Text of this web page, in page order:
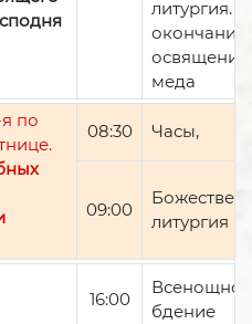
литургия.
окончании
освящение
меда
я по
08:30 Часы,
09:00
литургия
16:00
Всенощное
бдение